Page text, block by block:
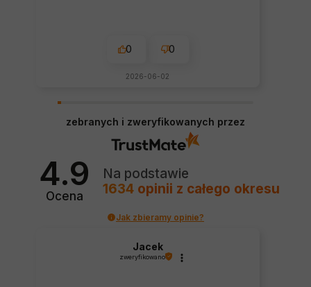
0 0
2026-06-02
zebranych i zweryfikowanych przez
4.9
Ocena
Na podstawie
1634 opinii z całego okresu
Jak zbieramy opinie?
Jacek
zweryfikowano